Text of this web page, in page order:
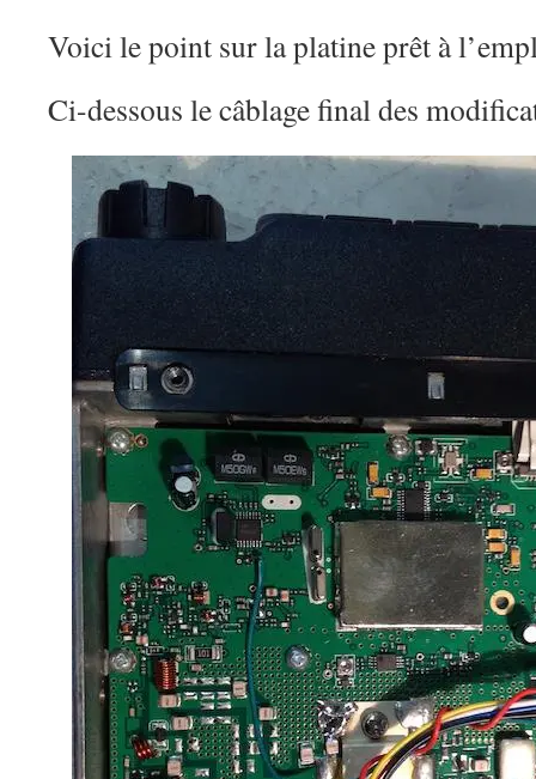
Voici le point sur la platine prêt à
Ci-dessous le câblage final des